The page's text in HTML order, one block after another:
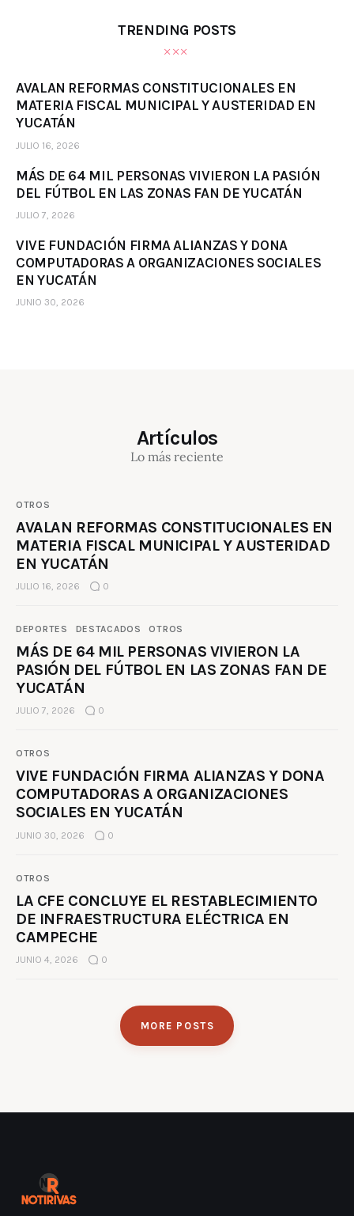
TRENDING POSTS
AVALAN REFORMAS CONSTITUCIONALES EN
MATERIA FISCAL MUNICIPAL Y AUSTERIDAD EN
YUCATÁN
JULIO 16, 2026
MÁS DE 64 MIL PERSONAS VIVIERON LA PASIÓN
DEL FÚTBOL EN LAS ZONAS FAN DE YUCATÁN
JULIO 7, 2026
VIVE FUNDACIÓN FIRMA ALIANZAS Y DONA
COMPUTADORAS A ORGANIZACIONES SOCIALES
EN YUCATÁN
JUNIO 30, 2026
Artículos
Lo más reciente
OTROS
AVALAN REFORMAS CONSTITUCIONALES EN
MATERIA FISCAL MUNICIPAL Y AUSTERIDAD
EN YUCATÁN
JULIO 16, 2026 0
DEPORTES DESTACADOS OTROS
MÁS DE 64 MIL PERSONAS VIVIERON LA
PASIÓN DEL FÚTBOL EN LAS ZONAS FAN DE
YUCATÁN
JULIO 7, 2026 0
OTROS
VIVE FUNDACIÓN FIRMA ALIANZAS Y DONA
COMPUTADORAS A ORGANIZACIONES
SOCIALES EN YUCATÁN
JUNIO 30, 2026 0
OTROS
LA CFE CONCLUYE EL RESTABLECIMIENTO
DE INFRAESTRUCTURA ELÉCTRICA EN
CAMPECHE
JUNIO 4, 2026 0
MORE POSTS